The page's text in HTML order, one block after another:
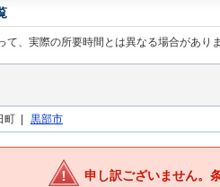
、実際の所要時間とは異なる場合があり
町 | 黒部市
申し訳ございません。